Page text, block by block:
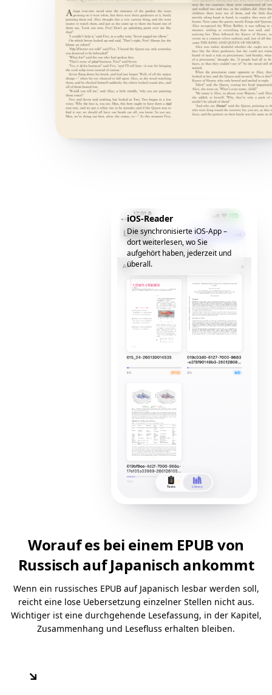
iOS-Reader
Die synchronisierte iOS-App –
dort weiterlesen, wo Sie
aufgehört haben, jederzeit und
überall.
Worauf es bei einem EPUB von
Russisch auf Japanisch ankommt
Wenn ein russisches EPUB auf Japanisch lesbar werden soll,
reicht eine lose Uebersetzung einzelner Stellen nicht aus.
Wichtiger ist eine durchgehende Lesefassung, in der Kapitel,
Zusammenhang und Lesefluss erhalten bleiben.
↘